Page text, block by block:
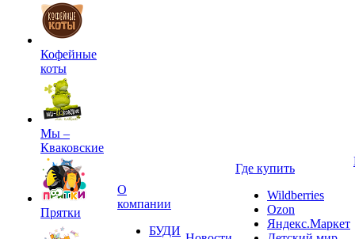
Кофейные
коты
Мы –
Кваковские
Прятки
О
компании
БУДИ
Где купить
Wildberries
Ozon
Яндекс.Маркет